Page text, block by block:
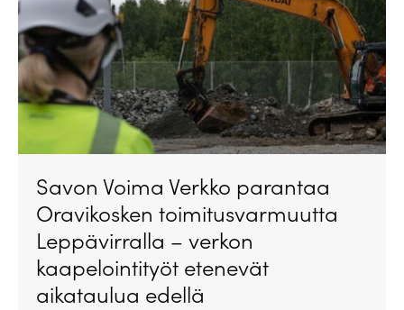
Savon Voima Verkko parantaa
Oravikosken toimitusvarmuutta
Leppävirralla – verkon
kaapelointityöt etenevät
aikataulua edellä